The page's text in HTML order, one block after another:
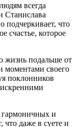
всегда
Станислава
подчеркивает, что
счастье, которое
жизнь подальше от
моментами своего
поклонников
и
даже в суете и